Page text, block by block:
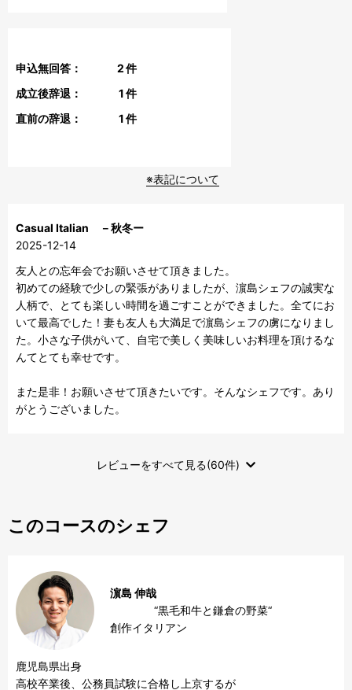
申込無回答： 2件
成立後辞退：
1件
直前の辞退：
1件
※表記について
Casual Italian －秋冬ー
2025-12-14
友人との忘年会でお願いさせて頂きました。
初めての経験で少しの緊張がありましたが、濵島シェフの誠実な
人柄で、とても楽しい時間を過ごすことができました。全てにお
いて最高でした！妻も友人も大満足で濵島シェフの虜になりまし
た。小さな子供がいて、自宅で美しく美味しいお料理を頂けるな
んてとても幸せです。
また是非！お願いさせて頂きたいです。そんなシェフです。あり
がとうございました。
レビューをすべて見る(60件)
このコースのシェフ
濵島 伸哉
“黒毛和牛と鎌倉の野菜“
創作イタリアン
鹿児島県出身
高校卒業後、公務員試験に合格し上京するが